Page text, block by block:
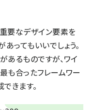
要なデザイン要素を
ってもいいでしょう。
あるものですが、ワイ
も合ったフレームワー
きます。